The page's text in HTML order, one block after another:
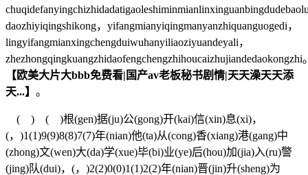
daozhiyiqingshikong，yifangmianyiqingmanyanzhiquanguogedi，
lingyifangmianxingchengduiwuhanyiliaoziyuandeyali，
zhezhongqingkuangzhidaofengchengzhihoucaizhujiandedaokongzhi
【欧美大片大bbb免费看|国产av老板秘书剧情|天天澡天天添
天...】 。
( ) ( )根(gen)据(ju)公(gong)开(kai)信(xin)息(xi)，
(，)1(1)9(9)8(8)7(7)年(nian)他(ta)从(cong)香(xiang)港(gang)中
(zhong)文(wen)大(da)学(xue)毕(bi)业(ye)后(hou)加(jia)入(ru)警
(jing)队(dui)，(，)2(2)0(0)1(1)2(2)年(nian)晋(jin)升(sheng)为